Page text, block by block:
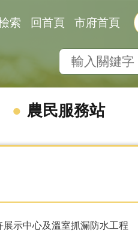
索 回首頁 市府首頁
農民服務站
示中心及溫室抓漏防水工程